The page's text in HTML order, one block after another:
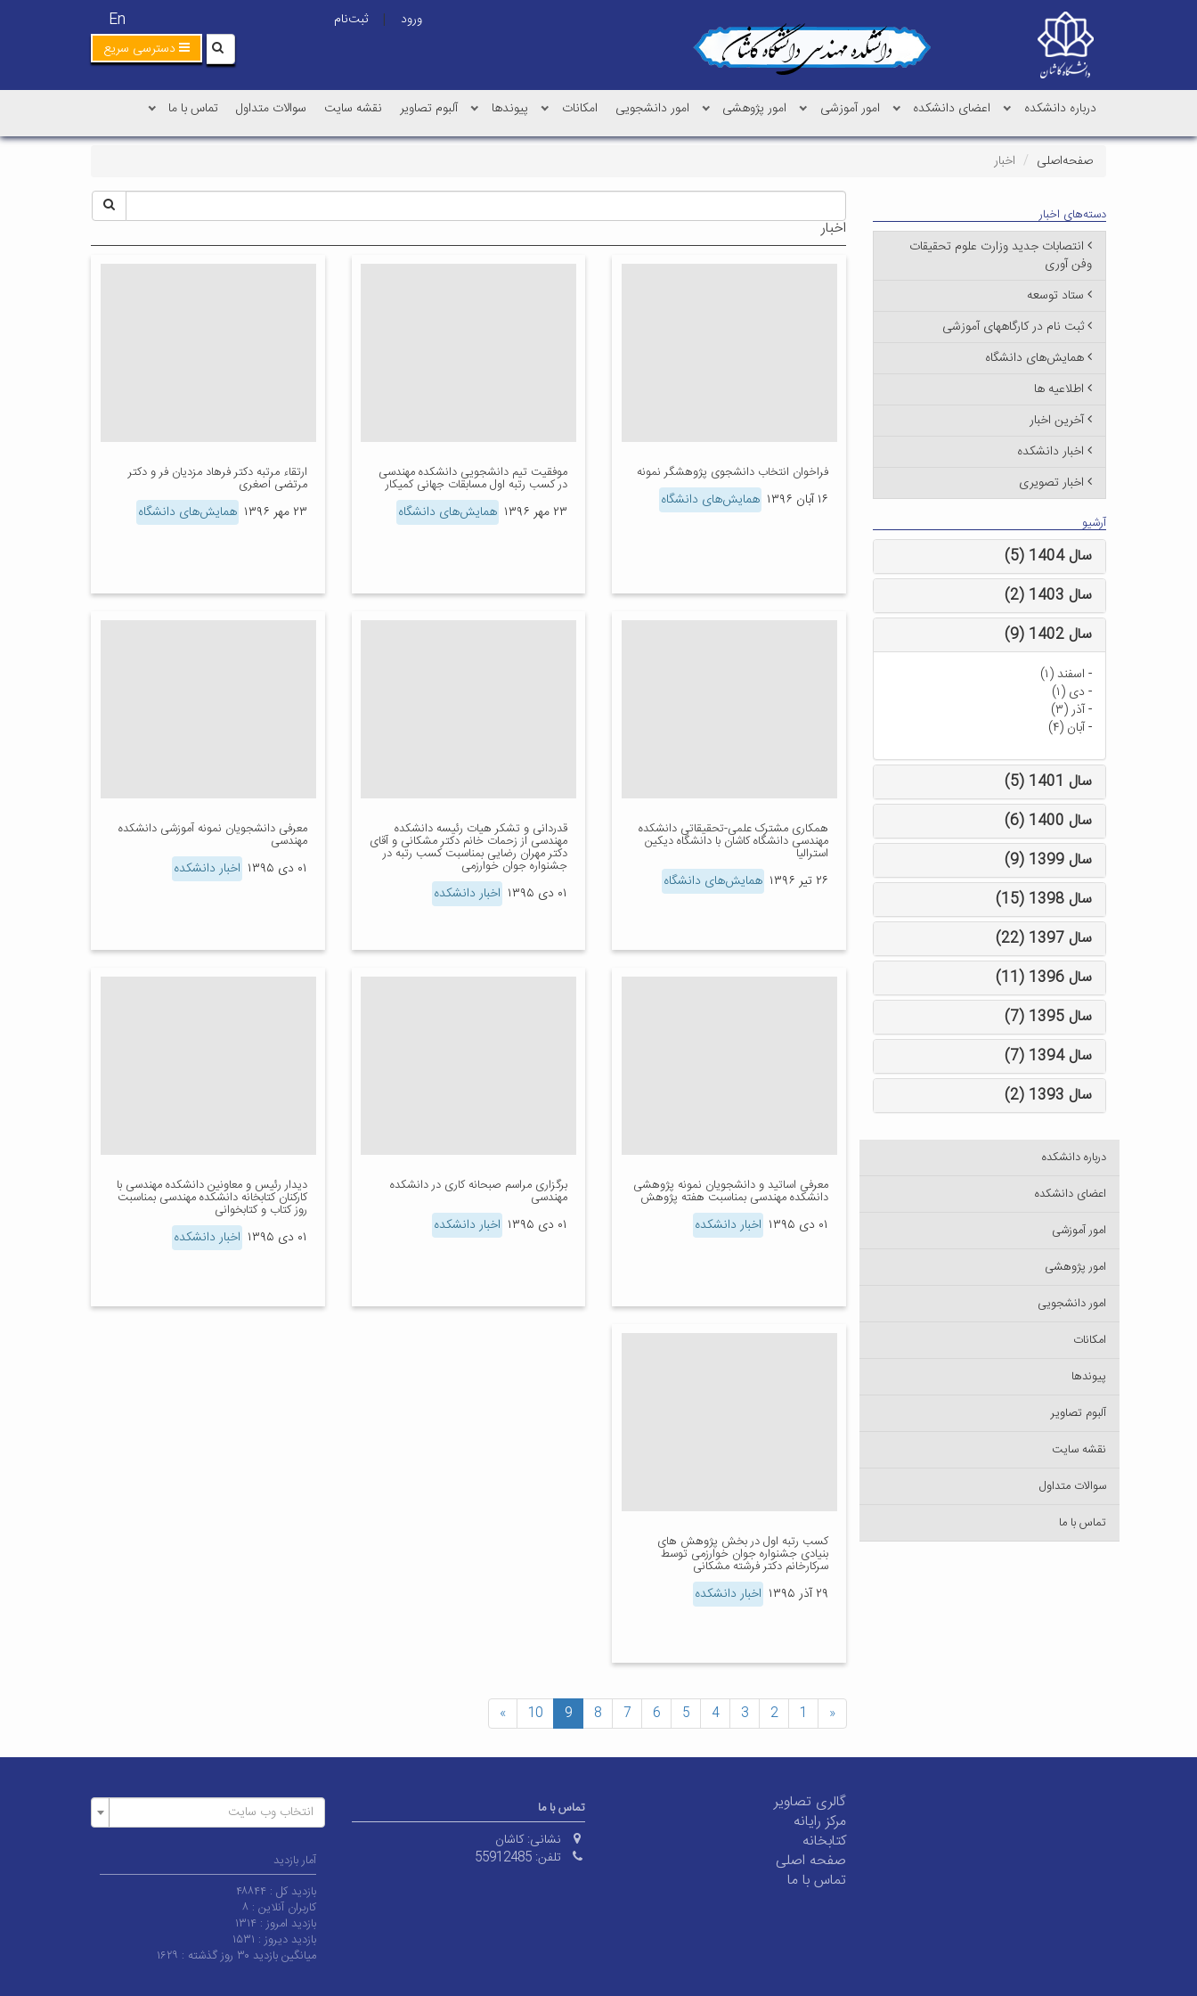
En ورود |
ثبت‌نام
دسترسی سریع
درباره دانشکده اعضای دانشکده امور آموزشی امور پژوهشی امور دانشجویی امکانات پیوندها آلبوم تصاویر نقشه سایت سوالات متداول تماس با ما
صفحه‌اصلی اخبار
اخبار
فراخوان انتخاب دانشجوی پژوهشگر نمونه
۱۶ آبان ۱۳۹۶ همایش‌های دانشگاه
موفقیت تیم دانشجویی دانشکده مهندسی
در کسب رتبه اول مسابقات جهانی کمیکار
۲۳ مهر ۱۳۹۶ همایش‌های دانشگاه
ارتقاء مرتبه دکتر فرهاد مزدیان فر و دکتر
مرتضی اصغری
۲۳ مهر ۱۳۹۶ همایش‌های دانشگاه
همکاری مشترک علمی-تحقیقاتی دانشکده
مهندسی دانشگاه کاشان با دانشگاه دیکین
استرالیا
۲۶ تیر ۱۳۹۶ همایش‌های دانشگاه
قدردانی و تشکر هیات رئیسه دانشکده
مهندسی از زحمات خانم دکتر مشکانی و آقای
دکتر مهران رضایی بمناسبت کسب رتبه در
جشنواره جوان خوارزمی
۰۱ دی ۱۳۹۵ اخبار دانشکده
معرفی دانشجویان نمونه آموزشی دانشکده
مهندسی
۰۱ دی ۱۳۹۵ اخبار دانشکده
معرفی اساتید و دانشجویان نمونه پژوهشی
دانشکده مهندسی بمناسبت هفته پژوهش
۰۱ دی ۱۳۹۵ اخبار دانشکده
برگزاری مراسم صبحانه کاری در دانشکده
مهندسی
۰۱ دی ۱۳۹۵ اخبار دانشکده
دیدار رئیس و معاونین دانشکده مهندسی با
کارکنان کتابخانه دانشکده مهندسی بمناسبت
روز کتاب و کتابخوانی
۰۱ دی ۱۳۹۵ اخبار دانشکده
کسب رتبه اول در بخش پژوهش های
بنیادی جشنواره جوان خوارزمی توسط
سرکارخانم دکتر فرشته مشکانی
۲۹ آذر ۱۳۹۵ اخبار دانشکده
«
1
2
3
4
5
6
7
8
9
10
»
دسته‌های اخبار
انتصابات جدید وزارت علوم تحقیقات
وفن آوری
ستاد توسعه
ثبت نام در کارگاههای آموزشی
همایش‌های دانشگاه
اطلاعیه ها
آخرین اخبار
اخبار دانشکده
اخبار تصویری
آرشیو
سال 1404 (5)
سال 1403 (2)
سال 1402 (9)
- اسفند (۱)
- دی (۱)
-آذر (۳)
-آبان (۴)
سال 1401 (5)
سال 1400 (6)
سال 1399 (9)
سال 1398 (15)
سال 1397 (22)
سال 1396 (11)
سال 1395 (7)
سال 1394 (7)
سال 1393 (2)
درباره دانشکده
اعضای دانشکده
امور آموزشی
امور پژوهشی
امور دانشجویی
امکانات
پیوندها
آلبوم تصاویر
نقشه سایت
سوالات متداول
تماس با ما
گالری تصاویر
مرکز رایانه
کتابخانه
صفحه اصلی
تماس با ما
تماس با ما
نشانی: کاشان
تلفن: 55912485
انتخاب وب سایت
آمار بازدید
بازدید کل : ۴۸۸۴۴
کاربران آنلاین : ۸
بازدید امروز : ۱۳۱۴
بازدید دیروز : ۱۵۳۱
میانگین بازدید ۳۰ روز گذشته :
۱۶۲۹